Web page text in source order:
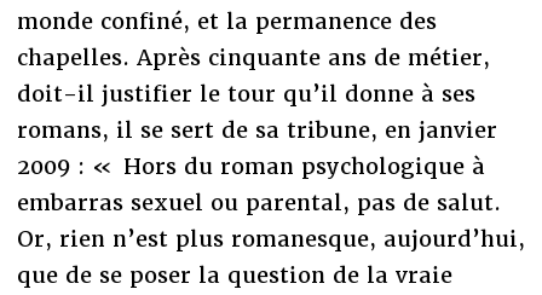
monde confiné, et la permanence des
chapelles. Après cinquante ans de métier,
doit-il justifier le tour qu’il donne à ses
romans, il se sert de sa tribune, en janvier
2009 : « Hors du roman psychologique à
embarras sexuel ou parental, pas de salut.
Or, rien n’est plus romanesque, aujourd’hui,
que de se poser la question de la vraie